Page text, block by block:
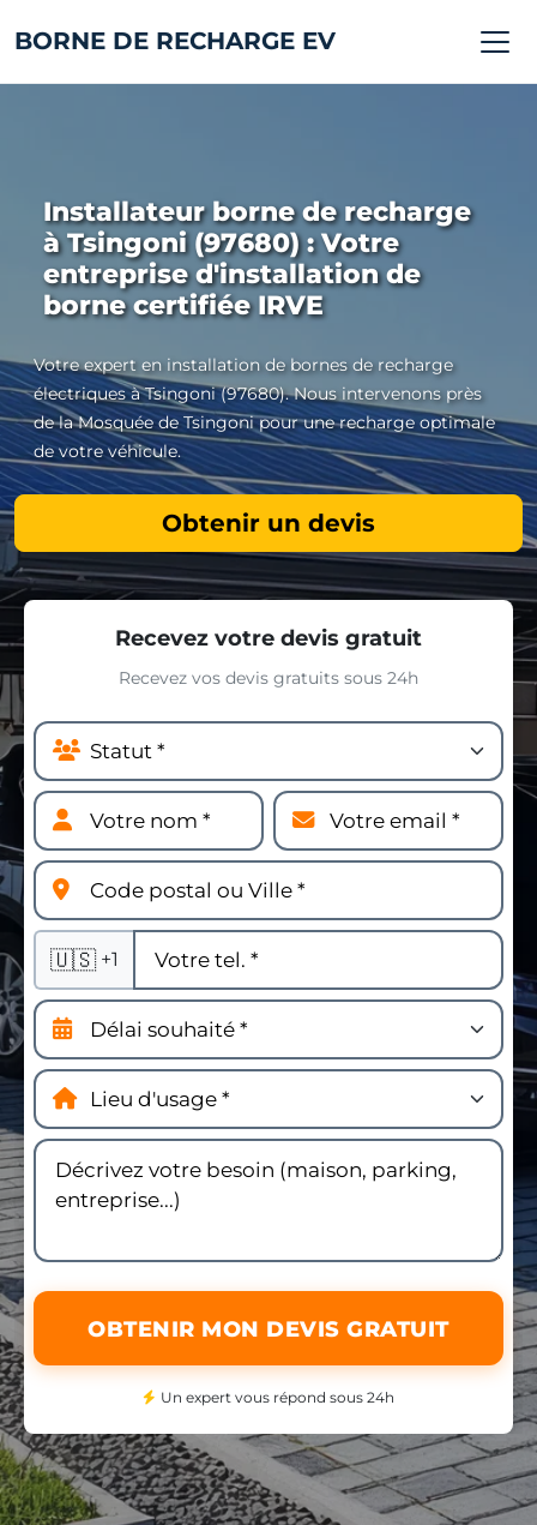
BORNE DE RECHARGE EV
Installateur borne de recharge
à Tsingoni (97680) : Votre
entreprise d'installation de
borne certifiée IRVE
Votre expert en installation de bornes de recharge
électriques à Tsingoni (97680). Nous intervenons près
de la Mosquée de Tsingoni pour une recharge optimale
de votre véhicule.
Obtenir un devis
Recevez votre devis gratuit
Recevez vos devis gratuits sous 24h
🇺🇸 +1
OBTENIR MON DEVIS GRATUIT
Un expert vous répond sous 24h